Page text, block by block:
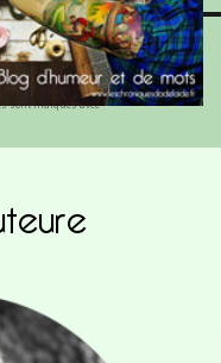
sont indiqués avec*